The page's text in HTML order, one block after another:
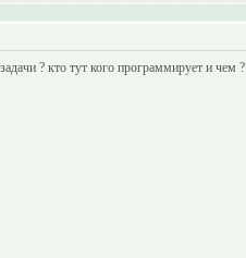
? кто тут кого программирует и чем ?